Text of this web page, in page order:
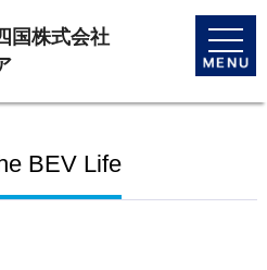
toggle
国株式会社
BEV Life